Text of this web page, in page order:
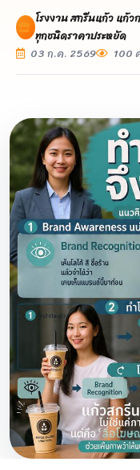
โรงงาน สกรีนแก้ว แก้
ทุกชนิดราคาประหยัด
03 ก.ค. 2569
100